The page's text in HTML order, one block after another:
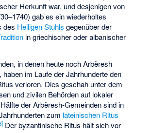
Herkunft war, und desjenigen von
gab es ein wiederholtes
des Heiligen Stuhls gegenüber der
in griechischer oder albanischer
in denen heute noch Arbëresh
haben im Laufe der Jahrhunderte den
verloren. Dies geschah unter dem
und zivilen Behörden auf lokaler
der Arbëresh-Gemeinden sind in
zum lateinischen Ritus
] Der byzantinische Ritus hält sich vor